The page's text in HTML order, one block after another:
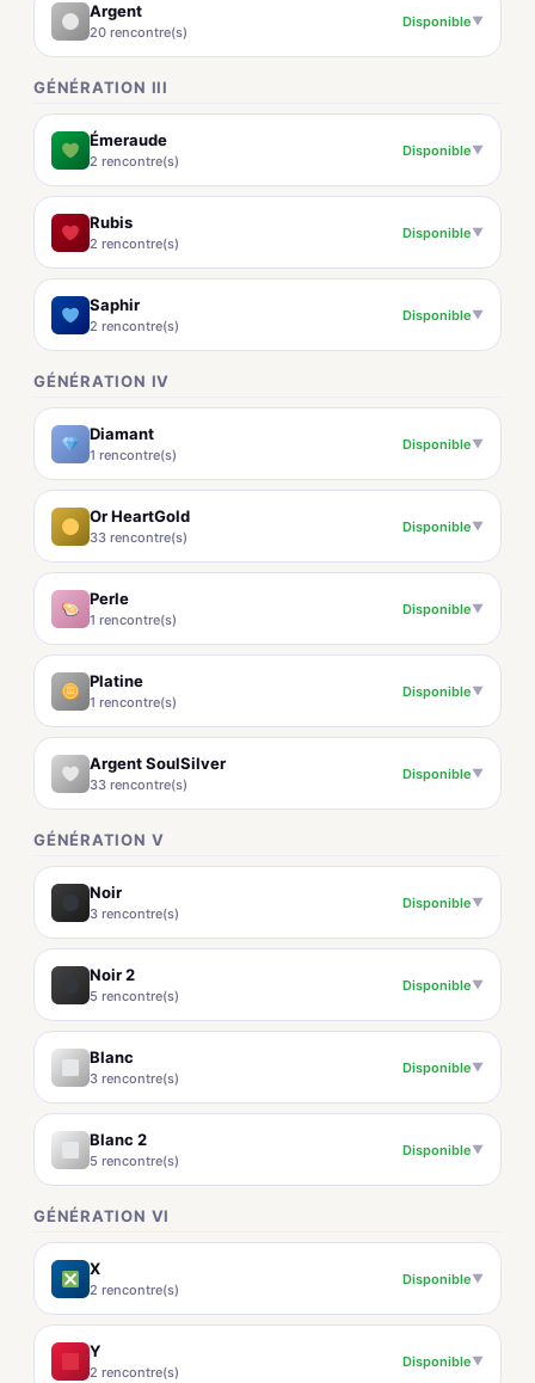
Argent
20 rencontre(s)
Disponible▼
GÉNÉRATION III
Émeraude
2 rencontre(s)
Disponible▼
Rubis
2 rencontre(s)
Disponible▼
Saphir
2 rencontre(s)
Disponible▼
GÉNÉRATION IV
Diamant
1 rencontre(s)
Disponible▼
Or HeartGold
33 rencontre(s)
Disponible▼
Perle
1 rencontre(s)
Disponible▼
Platine
1 rencontre(s)
Disponible▼
Argent SoulSilver
33 rencontre(s)
Disponible▼
GÉNÉRATION V
Noir
3 rencontre(s)
Disponible▼
Noir 2
5 rencontre(s)
Disponible▼
Blanc
3 rencontre(s)
Disponible▼
Blanc 2
5 rencontre(s)
Disponible▼
GÉNÉRATION VI
X
2 rencontre(s)
Disponible▼
Y
2 rencontre(s)
Disponible▼